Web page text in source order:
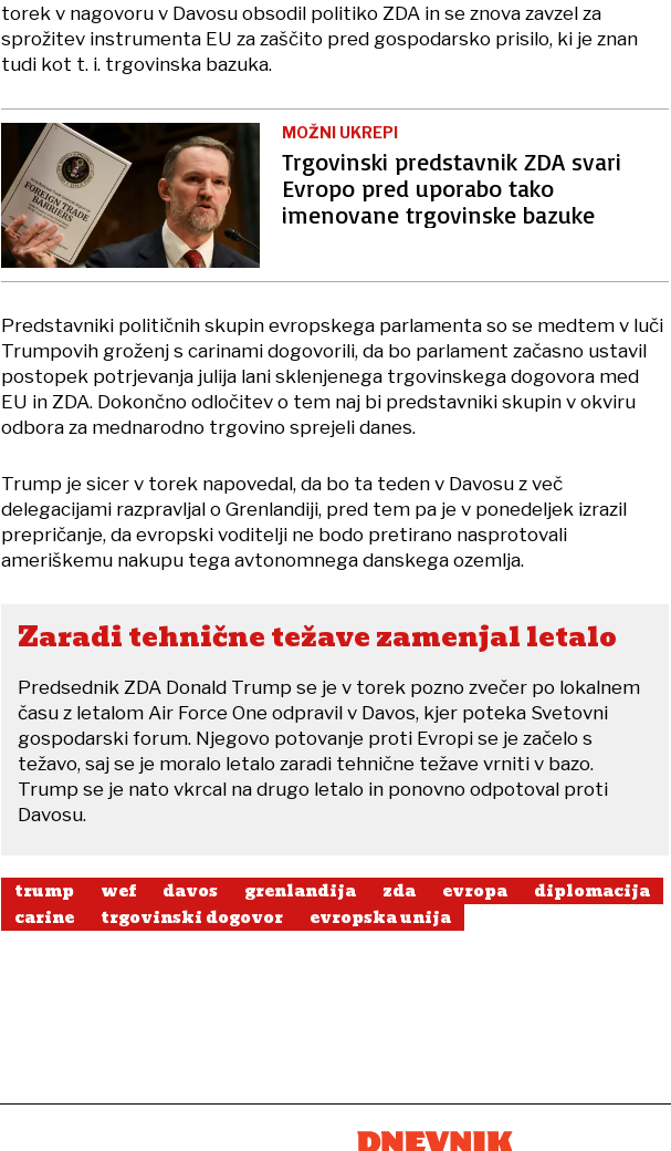
torek v nagovoru v Davosu obsodil politiko ZDA in se znova zavzel za
sprožitev instrumenta EU za zaščito pred gospodarsko prisilo, ki je znan
tudi kot t. i. trgovinska bazuka.
MOŽNI UKREPI
Trgovinski predstavnik ZDA svari
Evropo pred uporabo tako
imenovane trgovinske bazuke
Predstavniki političnih skupin evropskega parlamenta so se medtem v luči
Trumpovih groženj s carinami dogovorili, da bo parlament začasno ustavil
postopek potrjevanja julija lani sklenjenega trgovinskega dogovora med
EU in ZDA. Dokončno odločitev o tem naj bi predstavniki skupin v okviru
odbora za mednarodno trgovino sprejeli danes.
Trump je sicer v torek napovedal, da bo ta teden v Davosu z več
delegacijami razpravljal o Grenlandiji, pred tem pa je v ponedeljek izrazil
prepričanje, da evropski voditelji ne bodo pretirano nasprotovali
ameriškemu nakupu tega avtonomnega danskega ozemlja.
Zaradi tehnične težave zamenjal letalo
Predsednik ZDA Donald Trump se je v torek pozno zvečer po lokalnem
času z letalom Air Force One odpravil v Davos, kjer poteka Svetovni
gospodarski forum. Njegovo potovanje proti Evropi se je začelo s
težavo, saj se je moralo letalo zaradi tehnične težave vrniti v bazo.
Trump se je nato vkrcal na drugo letalo in ponovno odpotoval proti
Davosu.
trump wef davos grenlandija zda evropa
diplomacija
carine
trgovinski dogovor evropska unija